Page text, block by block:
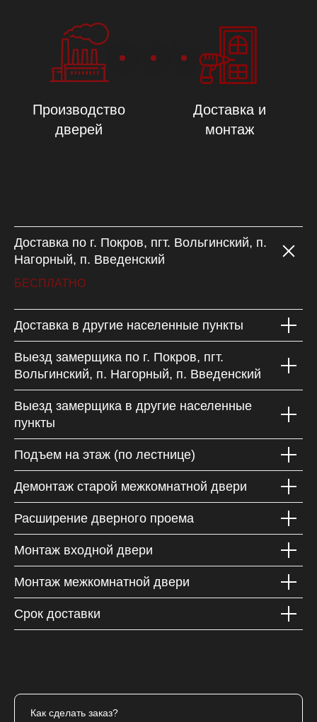
Доставка по г. Покров, пгт. Вольгинский, п.
Нагорный, п. Введенский
БЕСПЛАТНО
Доставка в другие населенные пункты
Выезд замерщика по г. Покров, пгт.
Вольгинский, п. Нагорный, п. Введенский
Выезд замерщика в другие населенные
пункты
Подъем на этаж (по лестнице)
Демонтаж старой межкомнатной двери
Расширение дверного проема
Монтаж входной двери
Монтаж межкомнатной двери
Срок доставки
Как сделать заказ?